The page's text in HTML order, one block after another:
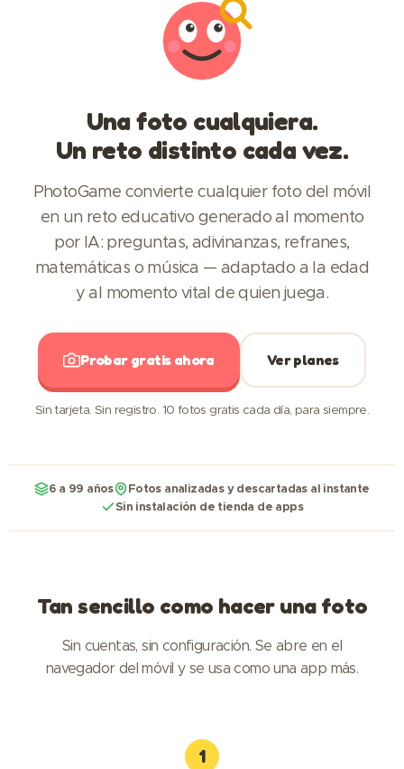
Una foto cualquiera.
Un reto distinto cada vez.
PhotoGame convierte cualquier foto del móvil
en un reto educativo generado al momento
por IA: preguntas, adivinanzas, refranes,
matemáticas o música — adaptado a la edad
y al momento vital de quien juega.
Probar gratis ahora Ver planes
Sin tarjeta. Sin registro. 10 fotos gratis cada día, para siempre.
6 a 99 años
Fotos analizadas y descartadas al instante
Sin instalación de tienda de apps
Tan sencillo como hacer una foto
Sin cuentas, sin configuración. Se abre en el
navegador del móvil y se usa como una app más.
1